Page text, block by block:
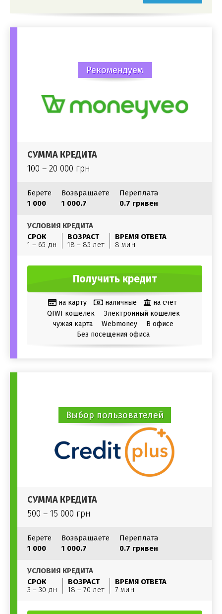
Рекомендуем
СУММА КРЕДИТА
100 – 20 000 грн
Берете
1 000
Возвращаете
1 000.7
Переплата
0.7 гривен
УСЛОВИЯ КРЕДИТА
СРОК
1 – 65 дн
ВОЗРАСТ
18 – 85 лет
ВРЕМЯ ОТВЕТА
8 мин
Получить кредит
на карту наличные
на счет
QIWI кошелек
Электронный кошелек
чужая карта
Webmoney
В офисе
Без посещения офиса
Выбор пользователей
СУММА КРЕДИТА
500 – 15 000 грн
Берете
1 000
Возвращаете
1 000.7
Переплата
0.7 гривен
УСЛОВИЯ КРЕДИТА
СРОК
3 – 30 дн
ВОЗРАСТ
18 – 70 лет
ВРЕМЯ ОТВЕТА
7 мин